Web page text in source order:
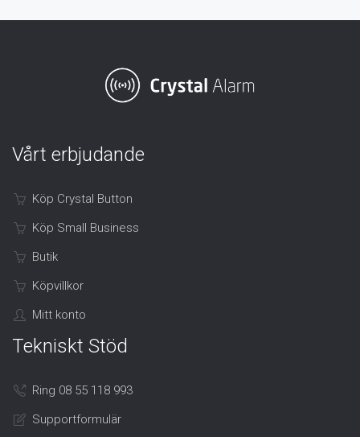
Vårt erbjudande
Köp Crystal Button
Köp Small Business
Butik
Köpvillkor
Mitt konto
Tekniskt Stöd
Ring 08 55 118 993
Supportformulär